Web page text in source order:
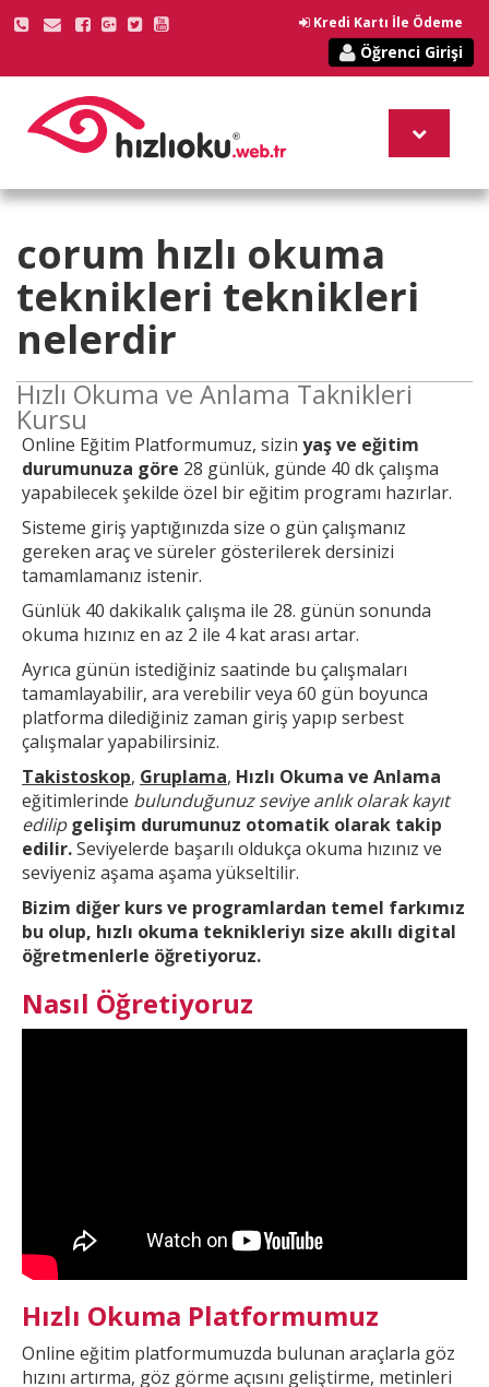
Kredi Kartı İle Ödeme
Öğrenci Girişi
corum hızlı okuma
teknikleri teknikleri
nelerdir
Hızlı Okuma ve Anlama Taknikleri
Kursu
Online Eğitim Platformumuz, sizin yaş ve eğitim
durumunuza göre 28 günlük, günde 40 dk çalışma
yapabilecek şekilde özel bir eğitim programı hazırlar.
Sisteme giriş yaptığınızda size o gün çalışmanız
gereken araç ve süreler gösterilerek dersinizi
tamamlamanız istenir.
Günlük 40 dakikalık çalışma ile 28. günün sonunda
okuma hızınız en az 2 ile 4 kat arası artar.
Ayrıca günün istediğiniz saatinde bu çalışmaları
tamamlayabilir, ara verebilir veya 60 gün boyunca
platforma dilediğiniz zaman giriş yapıp serbest
çalışmalar yapabilirsiniz.
Takistoskop, Gruplama, Hızlı Okuma ve Anlama
eğitimlerinde bulunduğunuz seviye anlık olarak kayıt
edilip gelişim durumunuz otomatik olarak takip
edilir.Seviyelerde başarılı oldukça okuma hızınız ve
seviyeniz aşama aşama yükseltilir.
Bizim diğer kurs ve programlardan temel farkımız
bu olup, hızlı okuma teknikleriyı size akıllı digital
öğretmenlerle öğretiyoruz.
Nasıl Öğretiyoruz
Hızlı Okuma Platformumuz
Online eğitim platformumuzda bulunan araçlarla göz
hızını artırma, göz görme açısını geliştirme, metinleri